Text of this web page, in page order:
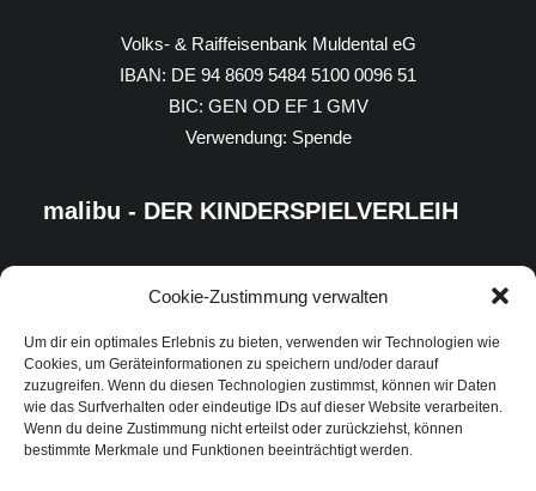
Cookie-Zustimmung verwalten
Um dir ein optimales Erlebnis zu bieten, verwenden wir Technologien wie
Cookies, um Geräteinformationen zu speichern und/oder darauf
zuzugreifen. Wenn du diesen Technologien zustimmst, können wir Daten
wie das Surfverhalten oder eindeutige IDs auf dieser Website verarbeiten.
Wenn du deine Zustimmung nicht erteilst oder zurückziehst, können
bestimmte Merkmale und Funktionen beeinträchtigt werden.
Volks- & Raiffeisenbank Muldental eG
IBAN: DE 94 8609 5484 5100 0096 51
BIC: GEN OD EF 1 GMV
Verwendung: Spende
malibu - DER KINDERSPIELVERLEIH